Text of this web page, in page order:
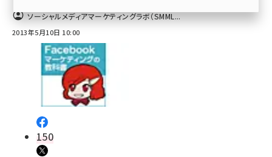
z世代 (1622)
meo (1275)
llmo (1161)
ソーシャルメディアマーケティングラボ（SMML...
2013年5月10日 10:00
150